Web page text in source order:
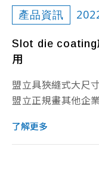
產品資訊
Slot die coating
用
盟立具狹縫式大尺
盟立正規畫其他企
了解更多